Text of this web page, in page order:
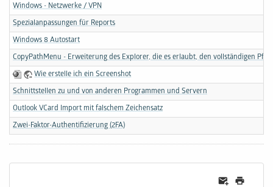
Windows - Netzwerke / VPN
Spezialanpassungen für Reports
Windows 8 Autostart
CopyPathMenu - Erweiterung des Explorer, die es erlaubt, den vollständigen
Wie erstelle ich ein Screenshot
Schnittstellen zu und von anderen Programmen und Servern
Outlook VCard Import mit falschem Zeichensatz
Zwei-Faktor-Authentifizierung (2FA)